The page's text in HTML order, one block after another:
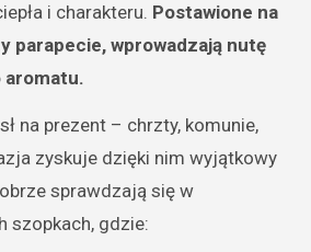
i charakteru. Postawione na
parapecie, wprowadzają nutę
aromatu.
na prezent – chrzty, komunie,
zyskuje dzięki nim wyjątkowy
sprawdzają się w
szopkach, gdzie: